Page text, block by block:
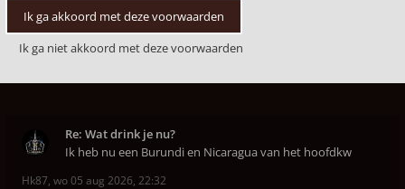
Re: Wat drink je nu?
Ik heb nu een Burundi en Nicaragua van het hoofdkw
Hk87, wo 05 aug 2026, 22:32